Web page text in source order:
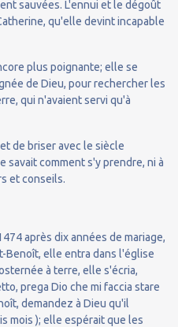
sauvées. L'ennui et le dégoût
qu'elle devint incapable
plus poignante; elle se
de Dieu, pour rechercher les
qui n'avaient servi qu'à
de briser avec le siècle
savait comment s'y prendre, ni à
et conseils.
après dix années de mariage,
Benoît, elle entra dans l'église
à terre, elle s'écria,
prega Dio che mi faccia stare
demandez à Dieu qu'il
mois ); elle espérait que les